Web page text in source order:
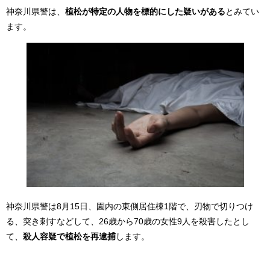
神奈川県警は、 植松が特定の人物を標的にした疑いがある とみてい
ます。
神奈川県警は8月15日、園内の東側居住棟1階で、刃物で切りつけ
る、突き刺すなどして、26歳から70歳の女性9人を殺害したとし
て、 殺人容疑で植松を再逮捕します。